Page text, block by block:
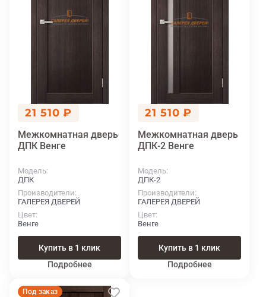
21 510 ₽
Межкомнатная дверь
ДПК Венге
Модель
ДПК
Производители
ГАЛЕРЕЯ ДВЕРЕЙ
Цвет
Венге
Купить в 1 клик
Подробнее
21 510 ₽
Межкомнатная дверь
ДПК-2 Венге
Модель
ДПК-2
Производители
ГАЛЕРЕЯ ДВЕРЕЙ
Цвет
Венге
Купить в 1 клик
Подробнее
Под заказ